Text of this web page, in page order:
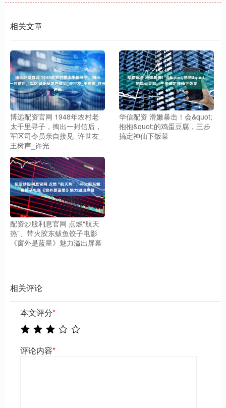
相关文章
博远配资官网 1948年农村老
太千里寻子，掏出一封信后，
军区司令员亲自接见_许世友_
王树声_许光
华信配资 滑嫩暴击！会&quot;
抱抱&quot;的鸡蛋豆腐，三步
搞定神仙下饭菜
配资炒股利息官网 点燃“航天
热”、带火胶东鲅鱼饺子电影
《窗外是蓝星》魅力溢出屏幕
相关评论
本文评分*
评论内容*